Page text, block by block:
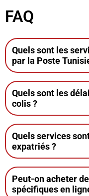
FAQ
Quels sont les
par la Poste
Quels sont les
colis ?
Quels services
expatriés ?
Peut-on acheter
spécifiques en